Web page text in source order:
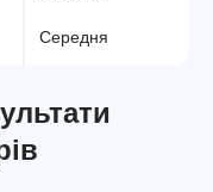
Середня